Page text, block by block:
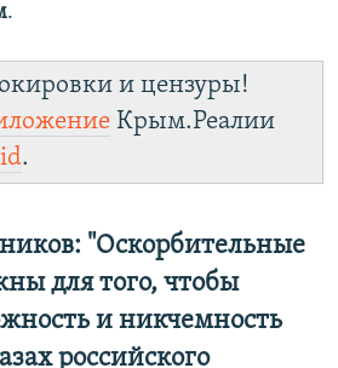
.
и цензуры!
Крым.Реалии
.
"Оскорбительные
для того, чтобы
и никчемность
российского